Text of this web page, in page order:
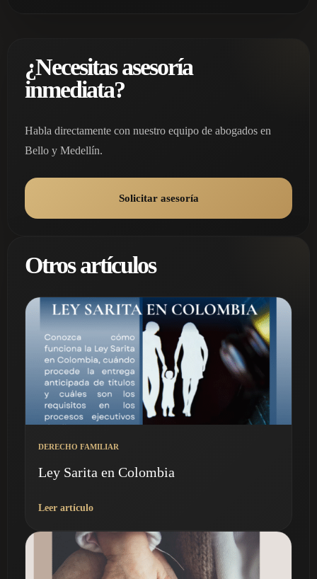
¿Necesitas asesoría
inmediata?
Habla directamente con nuestro equipo de abogados en
Bello y Medellín.
Solicitar asesoría
Otros artículos
DERECHO FAMILIAR
Ley Sarita en Colombia
Leer artículo